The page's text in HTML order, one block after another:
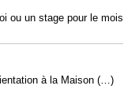
ou un stage pour le mois
à la Maison (…)